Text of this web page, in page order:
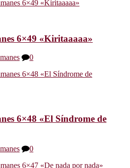
6×49 «Kiritaaaaa»
0
6×48 «El Síndrome de
0